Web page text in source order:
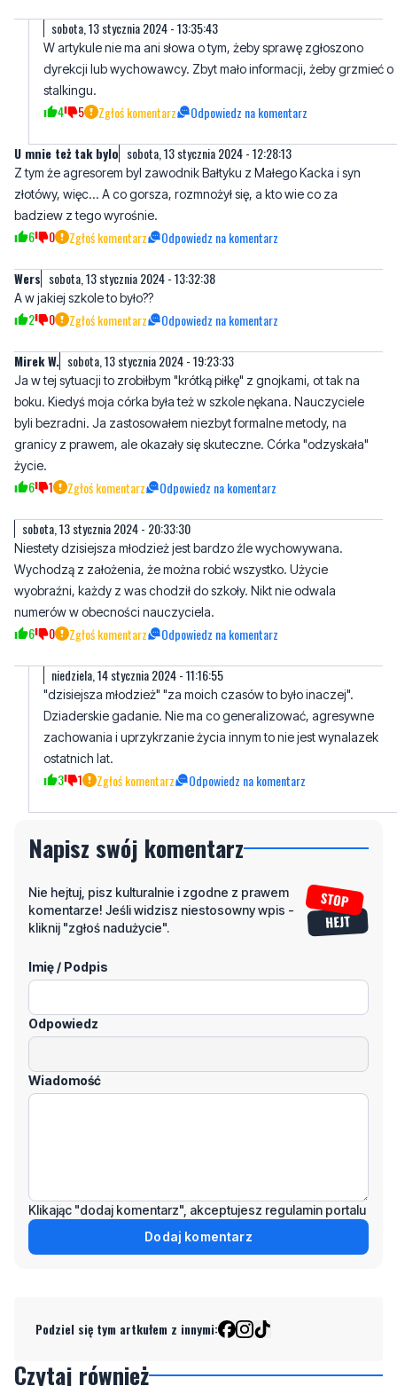
stalkingu.
4 5 Zgłoś komentarz Odpowiedz na komentarz
U mnie też tak bylo
Z tym że agresorem byl zawodnik Bałtyku z Małego Kacka i syn
badziew z tego wyrośnie.
6 0 Zgłoś komentarz Odpowiedz na komentarz
Wers sobota, 13 stycznia 2024 - 13:32:38
A w jakiej szkole to było??
Mirek W. sobota, 13 stycznia 2024 - 19:23:33
Ja w tej sytuacji to zrobiłbym "krótką piłkę" z gnojkami, ot tak na
byli bezradni. Ja zastosowałem niezbyt formalne metody, na
granicy z prawem, ale okazały się skuteczne. Córka "odzyskała"
życie.
6 1 Zgłoś komentarz Odpowiedz na komentarz
sobota, 13 stycznia 2024 - 20:33:30
Niestety dzisiejsza młodzież jest bardzo źle wychowywana.
wyobraźni, każdy z was chodził do szkoły. Nikt nie odwala
numerów w obecności nauczyciela.
6 0 Zgłoś komentarz Odpowiedz na komentarz
niedziela, 14 stycznia 2024 - 11:16:55
"dzisiejsza młodzież" "za moich czasów to było inaczej".
zachowania i uprzykrzanie życia innym to nie jest wynalazek
ostatnich lat.
3 1 Zgłoś komentarz Odpowiedz na komentarz
Napisz swój komentarz
komentarze! Jeśli widzisz niestosowny wpis -
kliknij "zgłoś nadużycie".
Imię / Podpis
Odpowiedz
Wiadomość